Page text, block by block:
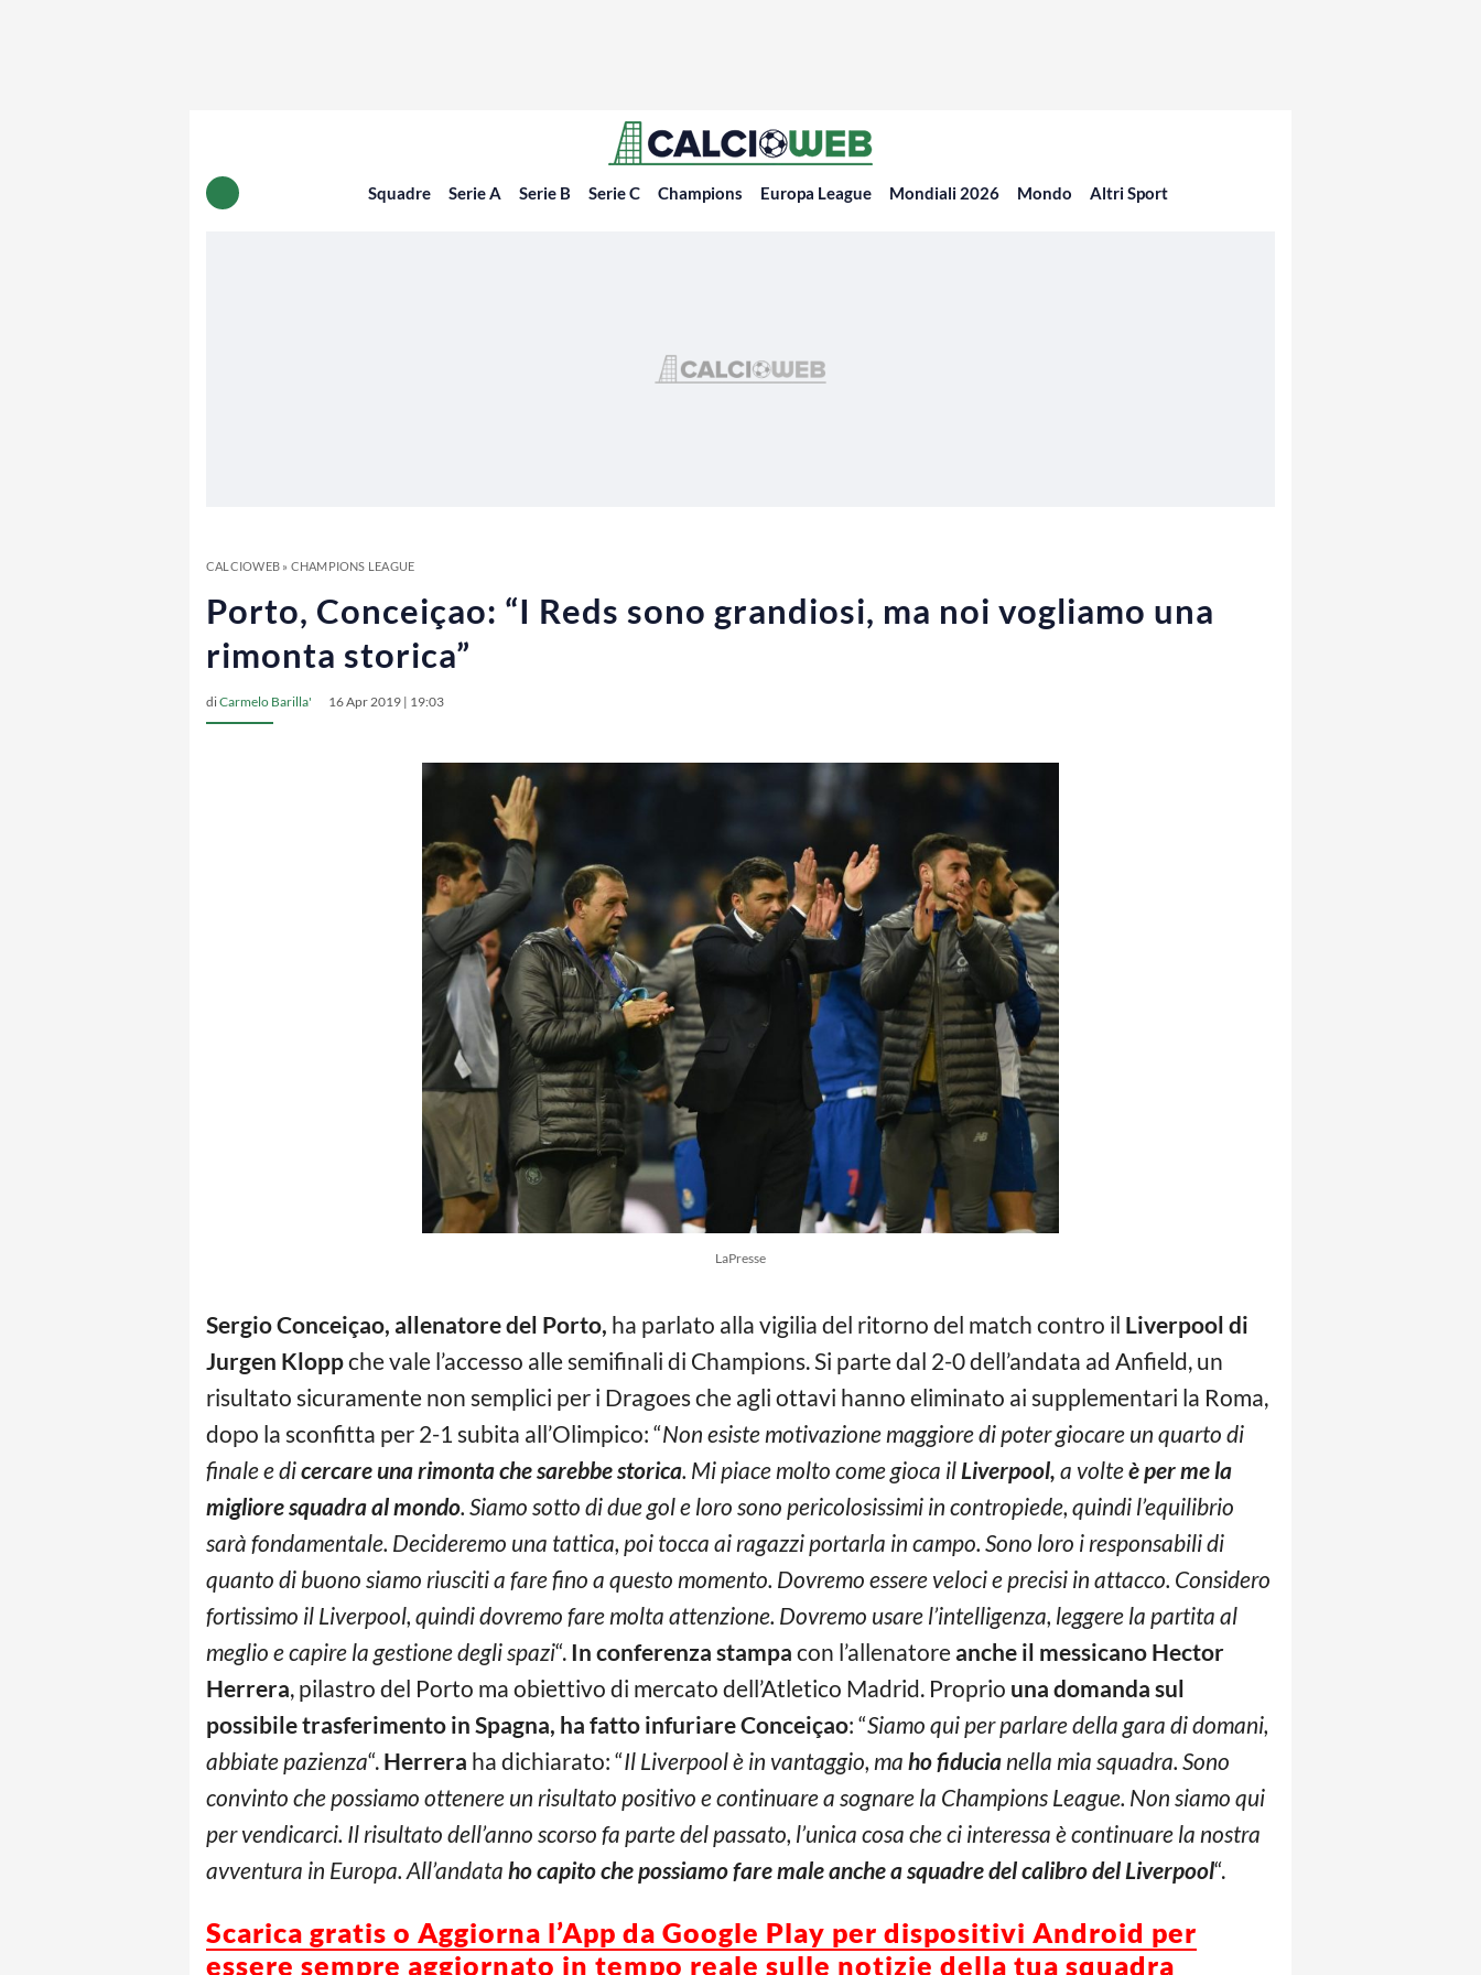
Squadre Serie A Serie B Serie C Champions Europa League Mondiali 2026 Mondo Altri Sport
CALCIOWEB» CHAMPIONS LEAGUE
Porto, Conceiçao: “I Reds sono grandiosi, ma noi vogliamo una
rimonta storica”
diCarmelo Barilla' 16 Apr 2019 | 19:03
LaPresse
Sergio Conceiçao, allenatore del Porto, ha parlato alla vigilia del ritorno del match contro il Liverpool di
Jurgen Kloppche vale l’accesso alle semifinali di Champions. Si parte dal 2-0 dell’andata ad Anfield, un
risultato sicuramente non semplici per i Dragoes che agli ottavi hanno eliminato ai supplementari la Roma,
dopo la sconfitta per 2-1 subita all’Olimpico: “Non esiste motivazione maggiore di poter giocare un quarto di
finale e dicercare una rimonta che sarebbe storica. Mi piace molto come gioca il Liverpool, a volteè per me la
migliore squadra al mondo. Siamo sotto di due gol e loro sono pericolosissimi in contropiede, quindi l’equilibrio
sarà fondamentale. Decideremo una tattica, poi tocca ai ragazzi portarla in campo. Sono loro i responsabili di
quanto di buono siamo riusciti a fare fino a questo momento. Dovremo essere veloci e precisi in attacco. Considero
fortissimo il Liverpool, quindi dovremo fare molta attenzione. Dovremo usare l’intelligenza, leggere la partita al
meglio e capire la gestione degli spazi“. In conferenza stampa con l’allenatore anche il messicano Hector
Herrera, pilastro del Porto ma obiettivo di mercato dell’Atletico Madrid. Proprio una domanda sul
possibile trasferimento in Spagna, ha fatto infuriare Conceiçao: “Siamo qui per parlare della gara di domani,
abbiate pazienza“. Herrera ha dichiarato: “Il Liverpool è in vantaggio, ma ho fiducia nella mia squadra. Sono
convinto che possiamo ottenere un risultato positivo e continuare a sognare la Champions League. Non siamo qui
per vendicarci. Il risultato dell’anno scorso fa parte del passato, l’unica cosa che ci interessa è continuare la nostra
avventura in Europa. All’andata ho capito che possiamo fare male anche a squadre del calibro del Liverpool“.
Scarica gratis o Aggiorna l’App da Google Play per dispositivi Android per
essere sempre aggiornato in tempo reale sulle notizie della tua squadra